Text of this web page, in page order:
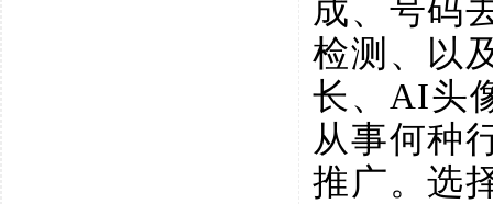
成、号码
检测、以
长、AI头
从事何种
推广。选